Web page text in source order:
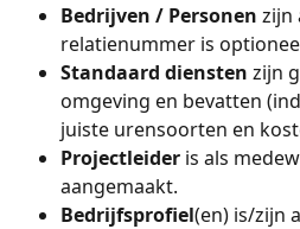
Bedrijven / Personen zijn
relatienummer is
Standaard diensten zijn
omgeving en bevatten
juiste urensoorten en
Projectleider is als
aangemaakt.
Bedrijfsprofiel(en) is/zijn